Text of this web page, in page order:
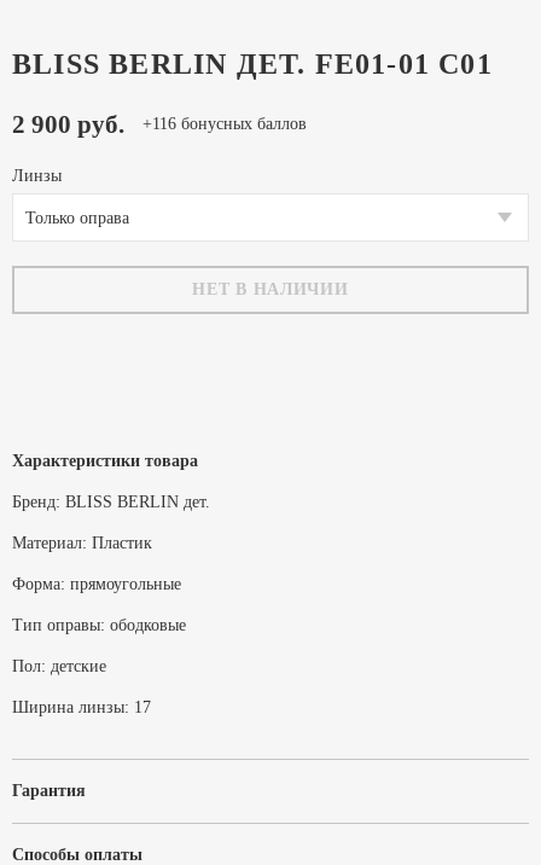
BLISS BERLIN ДЕТ. FE01-01 C01
2 900 руб. +116 бонусных баллов
Линзы
Только оправа
НЕТ В НАЛИЧИИ
Характеристики товара
Бренд: BLISS BERLIN дет.
Материал: Пластик
Форма: прямоугольные
Тип оправы: ободковые
Пол: детские
Ширина линзы: 17
Гарантия
Способы оплаты